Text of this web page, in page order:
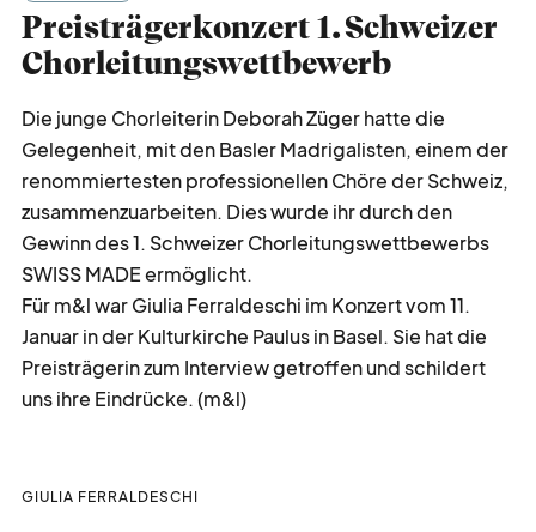
Preisträgerkonzert 1. Schweizer
Chorleitungswettbewerb
Die junge Chorleiterin Deborah Züger hatte die
Gelegenheit, mit den Basler Madrigalisten, einem der
renommiertesten professionellen Chöre der Schweiz,
zusammenzuarbeiten. Dies wurde ihr durch den
Gewinn des 1. Schweizer Chorleitungswettbewerbs
SWISS MADE ermöglicht.
Für m&l war Giulia Ferraldeschi im Konzert vom 11.
Januar in der Kulturkirche Paulus in Basel. Sie hat die
Preisträgerin zum Interview getroffen und schildert
uns ihre Eindrücke. (m&l)
GIULIA FERRALDESCHI